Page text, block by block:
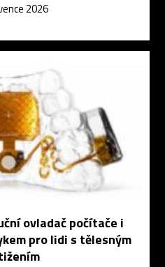
2026
ovladač počítače i
pro lidi s tělesným